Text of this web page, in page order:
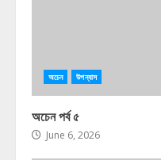
অচেন উপন্যাস
অচেন পর্ব ৫
June 6, 2026